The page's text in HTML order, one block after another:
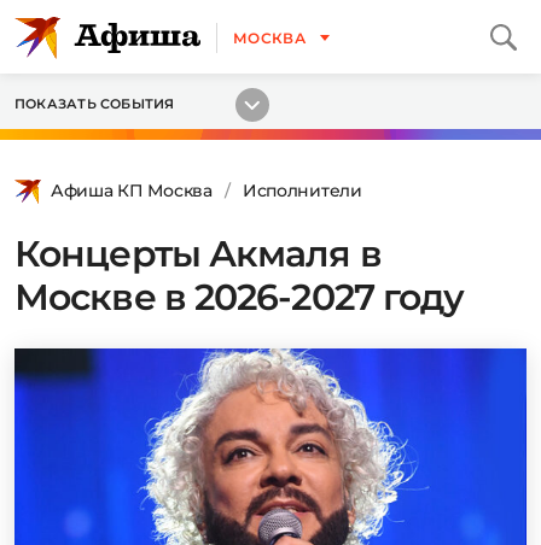
МОСКВА
ПОКАЗАТЬ СОБЫТИЯ
Афиша КП Москва Исполнители
Концерты Акмаля в
Москве в 2026-2027 году